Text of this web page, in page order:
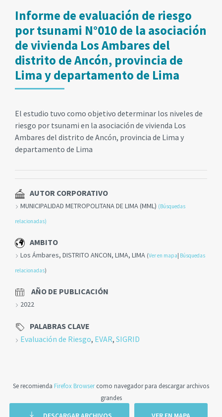
Informe de evaluación de riesgo
por tsunami N°010 de la asociación
de vivienda Los Ambares del
distrito de Ancón, provincia de
Lima y departamento de Lima
El estudio tuvo como objetivo determinar los niveles de
riesgo por tsunami en la asociación de vivienda Los
Ambares del distrito de Ancón, provincia de Lima y
departamento de Lima
AUTOR CORPORATIVO
MUNICIPALIDAD METROPOLITANA DE LIMA (MML) (Búsquedas
relacionadas)
AMBITO
Los Ámbares, DISTRITO ANCON, LIMA, LIMA (Ver en mapa Búsquedas
relacionadas)
AÑO DE PUBLICACIÓN
2022
PALABRAS CLAVE
Evaluación de Riesgo, EVAR, SIGRID
Se recomienda Firefox Browsercomo navegador para descargar archivos
grandes